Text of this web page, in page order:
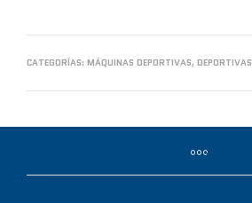
CATEGORÍAS: MÁQUINAS DEPORTIVAS, DEPORTIVAS